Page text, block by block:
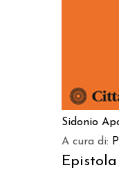
Sidonio
A cura di: